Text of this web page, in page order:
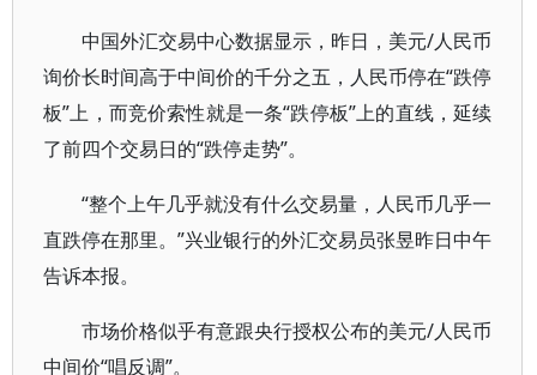
中国外汇交易中心数据显示，昨日，美元/人民币
询价长时间高于中间价的千分之五，人民币停在“跌停
板”上，而竞价索性就是一条“跌停板”上的直线，延续
了前四个交易日的“跌停走势”。
“整个上午几乎就没有什么交易量，人民币几乎一
直跌停在那里。”兴业银行的外汇交易员张昱昨日中午
告诉本报。
市场价格似乎有意跟央行授权公布的美元/人民币
中间价“唱反调”。